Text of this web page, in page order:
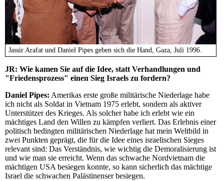
Jassir Arafat und Daniel Pipes geben sich die Hand, Gaza, Juli 1996.
JR: Wie kamen Sie auf die Idee, statt Verhandlungen und
"Friedensprozess" einen Sieg Israels zu fordern?
Daniel Pipes: Amerikas erste große militärische Niederlage habe
ich nicht als Soldat in Vietnam 1975 erlebt, sondern als aktiver
Unterstützer des Krieges. Als solcher habe ich erlebt wie ein
mächtiges Land den Willen zu kämpfen verliert. Das Erlebnis einer
politisch bedingten militärischen Niederlage hat mein Weltbild in
zwei Punkten geprägt, die für die Idee eines israelischen Sieges
relevant sind: Das Verständnis, wie wichtig die Demoralisierung ist
und wie man sie erreicht. Wenn das schwache Nordvietnam die
mächtigen USA besiegen konnte, so kann sicherlich das mächtige
Israel die schwachen Palästinenser besiegen.